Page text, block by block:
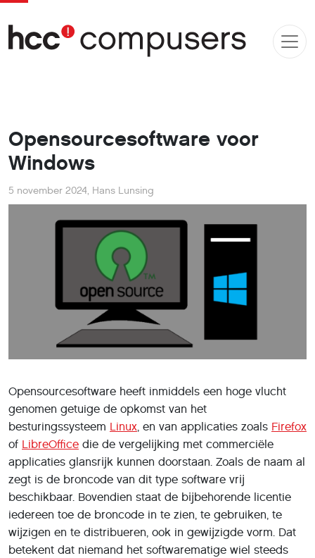
Opensourcesoftware voor
Windows
5 november 2024, Hans Lunsing
Opensourcesoftware heeft inmiddels een hoge vlucht
genomen getuige de opkomst van het
besturingssysteem Linux, en van applicaties zoals Firefox
of LibreOffice die de vergelĳking met commerciële
applicaties glansrĳk kunnen doorstaan. Zoals de naam al
zegt is de broncode van dit type software vrĳ
beschikbaar. Bovendien staat de bĳbehorende licentie
iedereen toe de broncode in te zien, te gebruiken, te
wĳzigen en te distribueren, ook in gewĳzigde vorm. Dat
betekent dat niemand het softwarematige wiel steeds